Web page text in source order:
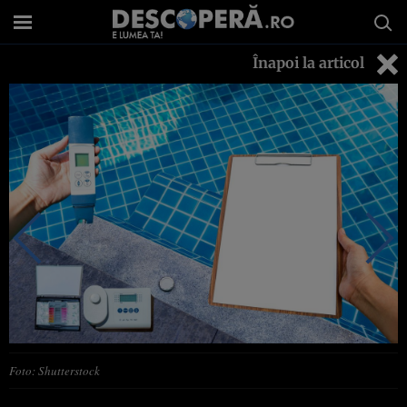
Înapoi la articol
Foto: Shutterstock